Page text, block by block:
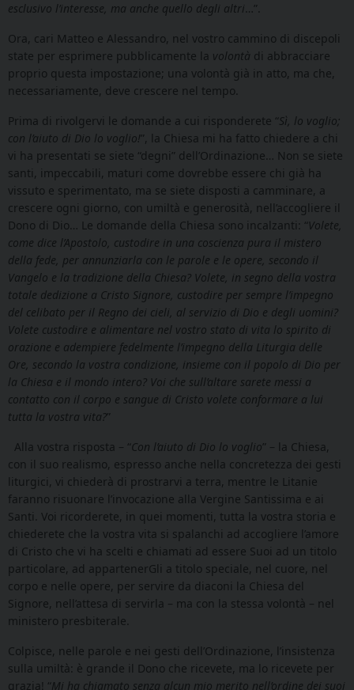
esclusivo l’interesse, ma anche quello degli altri …”.
Ora, cari Matteo e Alessandro, nel vostro cammino di discepoli
state per esprimere pubblicamente la volontà di abbracciare
proprio questa impostazione; una volontà già in atto, ma che,
necessariamente, deve crescere nel tempo.
Prima di rivolgervi le domande a cui risponderete “Sì, lo voglio;
con l’aiuto di Dio lo voglio!”, la Chiesa mi ha fatto chiedere a chi
vi ha presentati se siete “degni” dell’Ordinazione… Non se siete
santi, impeccabili, maturi come dovrebbe essere chi già ha
vissuto e sperimentato, ma se siete disposti a camminare, a
crescere ogni giorno, con umiltà e generosità, nell’accogliere il
Dono di Dio… Le domande della Chiesa sono incalzanti: “Volete,
come dice l’Apostolo, custodire in una coscienza pura il mistero
della fede, per annunziarla con le parole e le opere, secondo il
Vangelo e la tradizione della Chiesa? Volete, in segno della vostra
totale dedizione a Cristo Signore, custodire per sempre l’impegno
del celibato per il Regno dei cieli, al servizio di Dio e degli uomini?
Volete custodire e alimentare nel vostro stato di vita lo spirito di
orazione e adempiere fedelmente l’impegno della Liturgia delle
Ore, secondo la vostra condizione, insieme con il popolo di Dio per
la Chiesa e il mondo intero? Voi che sull’altare sarete messi a
contatto con il corpo e sangue di Cristo volete conformare a lui
tutta la vostra vita?”
Alla vostra risposta – “Con l’aiuto di Dio lo voglio” – la Chiesa,
con il suo realismo, espresso anche nella concretezza dei gesti
liturgici, vi chiederà di prostrarvi a terra, mentre le Litanie
faranno risuonare l’invocazione alla Vergine Santissima e ai
Santi. Voi ricorderete, in quei momenti, tutta la vostra storia e
chiederete che la vostra vita si spalanchi ad accogliere l’amore
di Cristo che vi ha scelti e chiamati ad essere Suoi ad un titolo
particolare, ad appartenerGli a titolo speciale, nel cuore, nel
corpo e nelle opere, per servire da diaconi la Chiesa del
Signore, nell’attesa di servirla – ma con la stessa volontà – nel
ministero presbiterale.
Colpisce, nelle parole e nei gesti dell’Ordinazione, l’insistenza
sulla umiltà: è grande il Dono che ricevete, ma lo ricevete per
grazia! “Mi ha chiamato senza alcun mio merito nell’ordine dei suoi